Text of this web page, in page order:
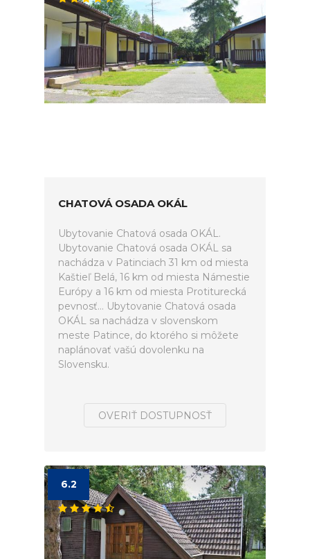
CHATOVÁ OSADA OKÁL
Ubytovanie Chatová osada OKÁL.
Ubytovanie Chatová osada OKÁL sa
nachádza v Patinciach 31 km od miesta
Kaštieľ Belá, 16 km od miesta Námestie
Európy a 16 km od miesta Protiturecká
pevnosť... Ubytovanie Chatová osada
OKÁL sa nachádza v slovenskom
meste Patince, do ktorého si môžete
naplánovať vašú dovolenku na
Slovensku.
OVERIŤ DOSTUPNOSŤ
6.2